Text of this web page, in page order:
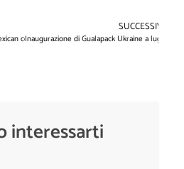
converter Excel Nobleza
SUCCESSIVO
Inaugurazione di Gualapack Ukraine a luglio
interessarti